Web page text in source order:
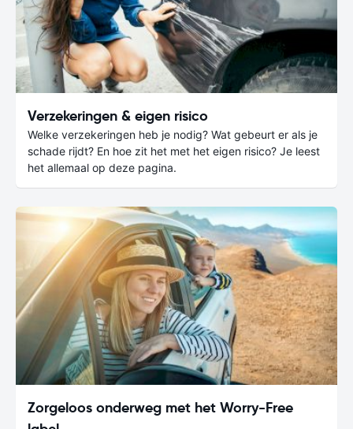
Verzekeringen & eigen risico
Welke verzekeringen heb je nodig? Wat gebeurt er als je
schade rijdt? En hoe zit het met het eigen risico? Je leest
het allemaal op deze pagina.
Zorgeloos onderweg met het Worry-Free